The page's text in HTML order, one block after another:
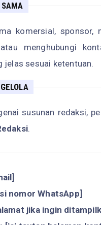
komersial, sponsor,
atau menghubungi
jelas sesuai ketentuan.
susunan redaksi,
.
nomor WhatsApp]
jika ingin